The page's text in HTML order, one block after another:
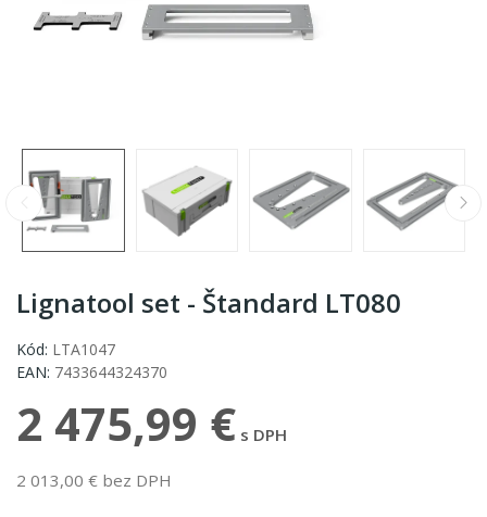
Lignatool set - Štandard LT080
Kód: LTA1047
EAN: 7433644324370
2 475,99 € s DPH
2 013,00 € bez DPH